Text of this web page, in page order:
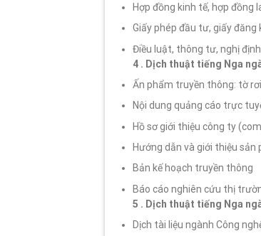
Hợp đồng kinh tế, hợp đồng
Giấy phép đầu tư, giấy đăng
Điều luật, thông tư, nghị định
4 . Dịch thuật tiếng Nga
Ấn phẩm truyền thông: tờ
Nội dung quảng cáo trực
Hồ sơ giới thiệu công ty
Hướng dẫn và giới thiệu sản
Bản kế hoạch truyền thông
Báo cáo nghiên cứu thị
5 . Dịch thuật tiếng Nga
Dịch tài liệu ngành Công